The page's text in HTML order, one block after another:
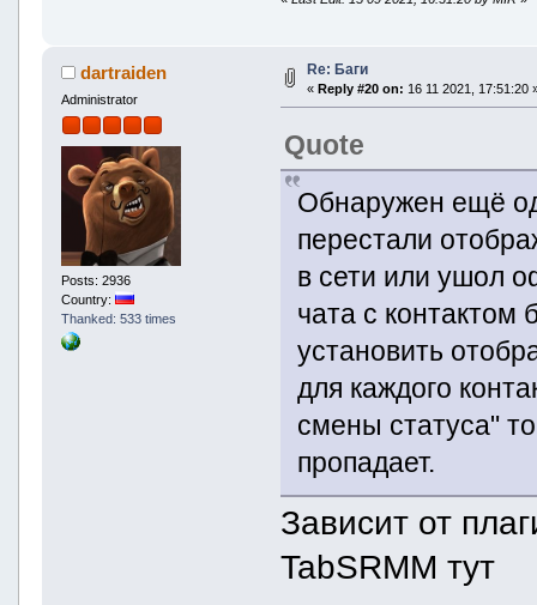
dartraiden
Administrator
Posts: 2936
Country:
Thanked: 533 times
Re: Баги
« Reply #20 on: 16 11 2021, 17:51:20
Quote
Обнаружен ещё
перестали
в сети или ушол
чата с контактом
установить
для каждого
смены статуса"
пропадает.
Зависит от
TabSRMM тут